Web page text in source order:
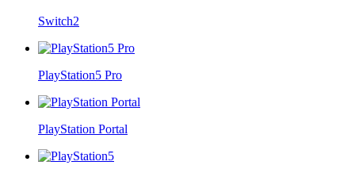
Switch2
PlayStation5 Pro
PlayStation Portal